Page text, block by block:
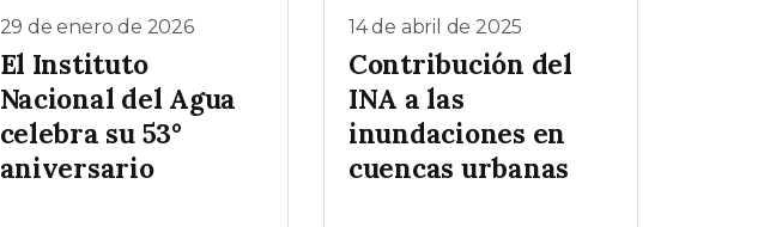
29 de enero de 2026
El Instituto
Nacional del Agua
celebra su 53°
aniversario
14 de abril de 2025
Contribución del
INA a las
inundaciones en
cuencas urbanas